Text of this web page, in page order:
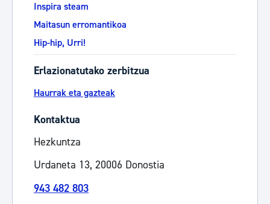
Inspira steam
Maitasun erromantikoa
Hip-hip, Urri!
Erlazionatutako zerbitzua
Haurrak eta gazteak
Kontaktua
Hezkuntza
Urdaneta 13, 20006 Donostia
943 482 803